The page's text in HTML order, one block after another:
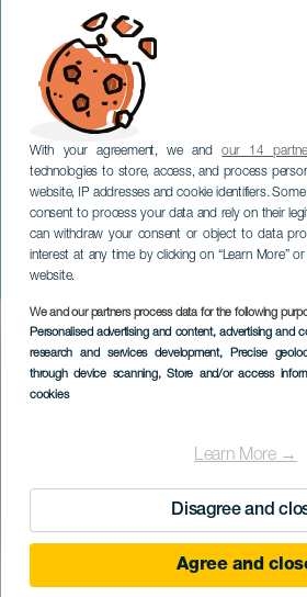
With your agreement, we andour 14
technologies to store, access, and process
website, IP addresses and cookie identifiers.
consent to process your data and rely on their
can withdraw your consent or object to data
interest at any time by clicking on “Learn More”
website.
We and our partners process data for the following
Personalised advertising and content, advertising and
research and services development, Precise
through device scanning, Store and/or access
cookies
Learn More →
Disagree and
Agree and
Svatý týden La
TENERIFE
Imagen
Listado